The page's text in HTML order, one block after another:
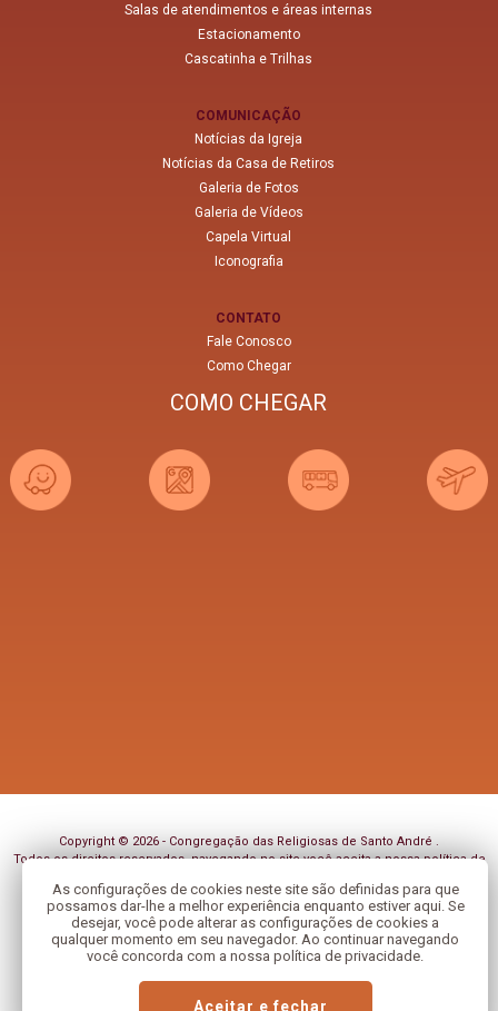
As configurações de cookies neste site são definidas para que
possamos dar-lhe a melhor experiência enquanto estiver aqui. Se
desejar, você pode alterar as configurações de cookies a
qualquer momento em seu navegador. Ao continuar navegando
você concorda com a nossa política de privacidade.
Aceitar e fechar
Salas de atendimentos e áreas internas
Estacionamento
Cascatinha e Trilhas
COMUNICAÇÃO
Notícias da Igreja
Notícias da Casa de Retiros
Galeria de Fotos
Galeria de Vídeos
Capela Virtual
Iconografia
CONTATO
Fale Conosco
Como Chegar
COMO CHEGAR
Copyright © 2026 - Congregação das Religiosas de Santo André .
Todos os direitos reservados, navegando no site você aceita a nossapolítica de
Desenvolvido com por